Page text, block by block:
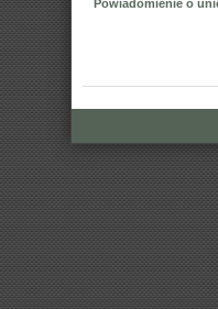
Powiadomienie o